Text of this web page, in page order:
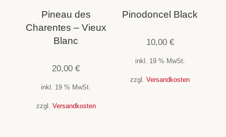
Pineau des
Charentes – Vieux
Blanc
20,00€
inkl. 19 % MwSt.
zzgl. Versandkosten
Pinodoncel Black
10,00 €
inkl. 19 % MwSt.
zzgl.Versandkosten